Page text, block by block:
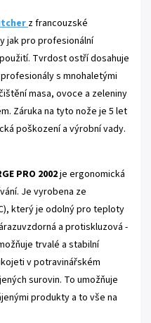
z francouzské
jak pro profesionální
Tvrdost ostří dosahuje
s mnohaletými
masa, ovoce a zeleniny
Záruka na tyto nože je 5 let
poškození a výrobní vady.
PRO 2002je ergonomická
Je vyrobena ze
který je odolný pro teploty
a protiskluzová -
trvalé a stabilní
v potravinářském
surovin. To umožňuje
produkty a to vše na